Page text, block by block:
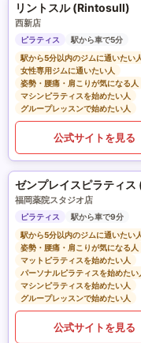
リントスル (Rintosull)
西新店
ピラティス
駅から車で5分
駅から5分以内のジムに通いたい
女性専用ジムに通いたい人
姿勢・腰痛・肩こりが気になる人
マシンピラティスを始めたい人
グループレッスンで始めたい人
公式サイトを見る
ゼンプレイスピラティ
福岡薬院スタジオ店
ピラティス
駅から車で9分
駅から5分以内のジムに通いたい
姿勢・腰痛・肩こりが気になる人
マットピラティスを始めたい人
パーソナルピラティスを始めたい
マシンピラティスを始めたい人
グループレッスンで始めたい人
公式サイトを見る